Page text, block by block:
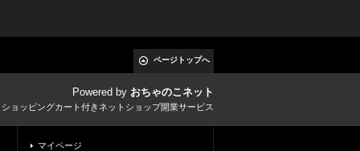
ページトップへ
Powered by おちゃのこネット
ョッピングカート付きネットショップ開業サービス
マイページ